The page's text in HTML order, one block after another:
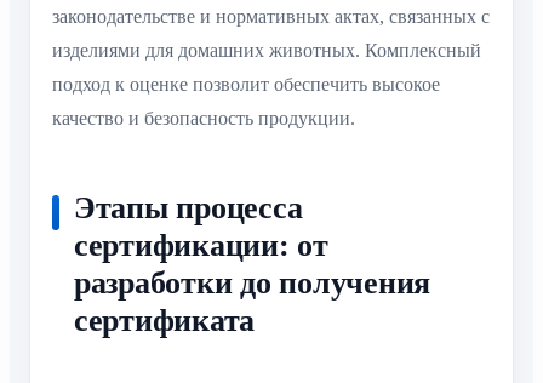
законодательстве и нормативных актах, связанных с
изделиями для домашних животных. Комплексный
подход к оценке позволит обеспечить высокое
качество и безопасность продукции.
Этапы процесса
сертификации: от
разработки до получения
сертификата